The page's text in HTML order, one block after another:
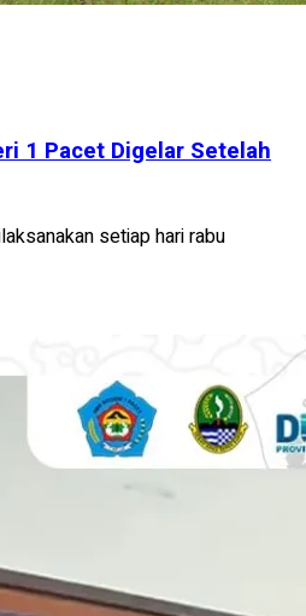
1 Pacet Digelar Setelah
setiap hari rabu